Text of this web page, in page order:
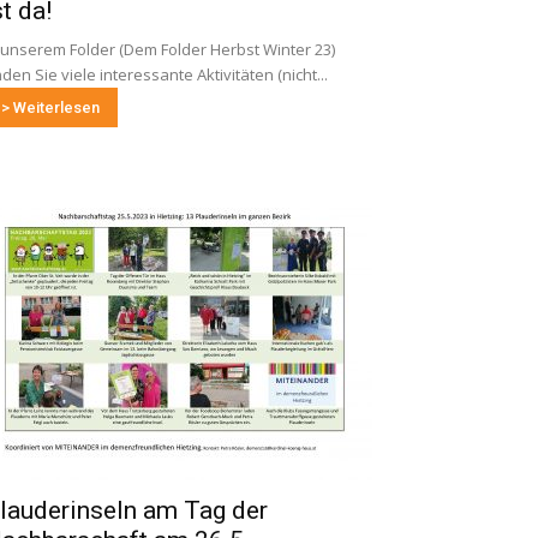
da!
Folder (Dem Folder Herbst Winter 23)
Sie viele interessante Aktivitäten (nicht...
> Weiterlesen
am Tag der